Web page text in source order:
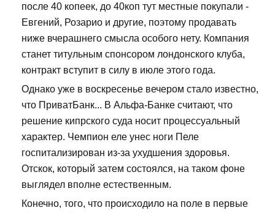
после 40 копеек, до 40коп тут местные покупали -
Евгений, Розарио и другие, поэтому продавать
ниже вчерашнего смысла особого нету. Компания
станет титульным спонсором лондонского клуба,
контракт вступит в силу в июле этого года.
Однако уже в воскресенье вечером стало известно,
что ПриватБанк... В Альфа-Банке считают, что
решение кипрского суда носит процессуальный
характер. Чемпион еле унес ноги Пеле
госпитализирован из-за ухудшения здоровья.
Отскок, который затем состоялся, на таком фоне
выглядел вполне естественным.
Конечно, того, что происходило на поле в первые